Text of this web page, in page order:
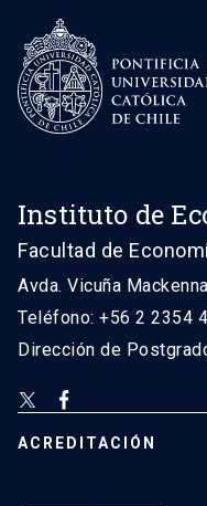
Instituto de
Facultad de
Avda. Vicuña
Teléfono: +56 2 2354
Dirección de
ACREDITACIÓN